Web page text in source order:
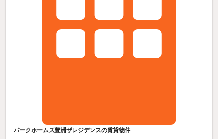
パークホームズ豊洲ザレジデンスの賃貸物件